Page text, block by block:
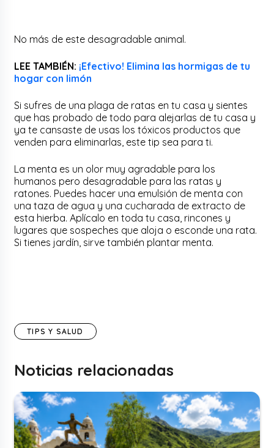
No más de este desagradable animal.
LEE TAMBIÉN: ¡Efectivo! Elimina las hormigas de tu
hogar con limón
Si sufres de una plaga de ratas en tu casa y sientes
que has probado de todo para alejarlas de tu casa y
ya te cansaste de usas los tóxicos productos que
venden para eliminarlas, este tip sea para ti.
La menta es un olor muy agradable para los
humanos pero desagradable para las ratas y
ratones. Puedes hacer una emulsión de menta con
una taza de agua y una cucharada de extracto de
esta hierba. Aplícalo en toda tu casa, rincones y
lugares que sospeches que aloja o esconde una rata.
Si tienes jardín, sirve también plantar menta.
TIPS Y SALUD
Noticias relacionadas